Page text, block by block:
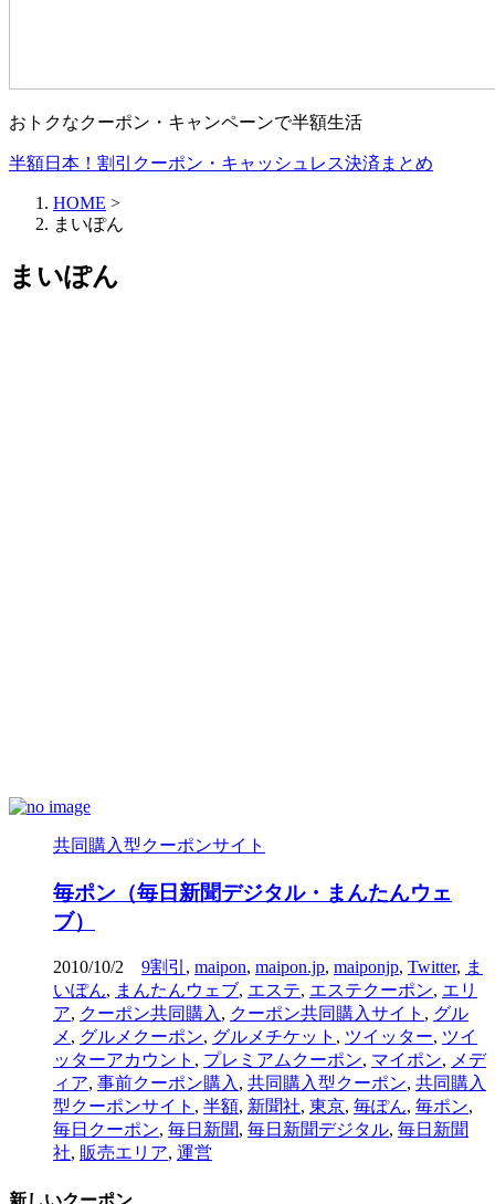
おトクなクーポン・キャンペーンで半額生活
半額日本！割引クーポン・キャッシュレス決済まとめ
HOME >
まいぽん
まいぽん
共同購入型クーポンサイト
毎ポン（毎日新聞デジタル・まんたんウェ
ブ）
2010/10/2 9割引 , maipon, maipon.jp, maiponjp, Twitter, ま
いぽん, まんたんウェブ, エステ, エステクーポン, エリ
ア, クーポン共同購入 , クーポン共同購入サイト , グル
メ , グルメクーポン, グルメチケット , ツイッター, ツイ
ッターアカウント , プレミアムクーポン, マイポン, メデ
ィア, 事前クーポン購入 , 共同購入型クーポン, 共同購入
型クーポンサイト , 半額, 新聞社, 東京, 毎ぽん, 毎ポン,
毎日クーポン, 毎日新聞, 毎日新聞デジタル, 毎日新聞
社, 販売エリア, 運営
新しいクーポン